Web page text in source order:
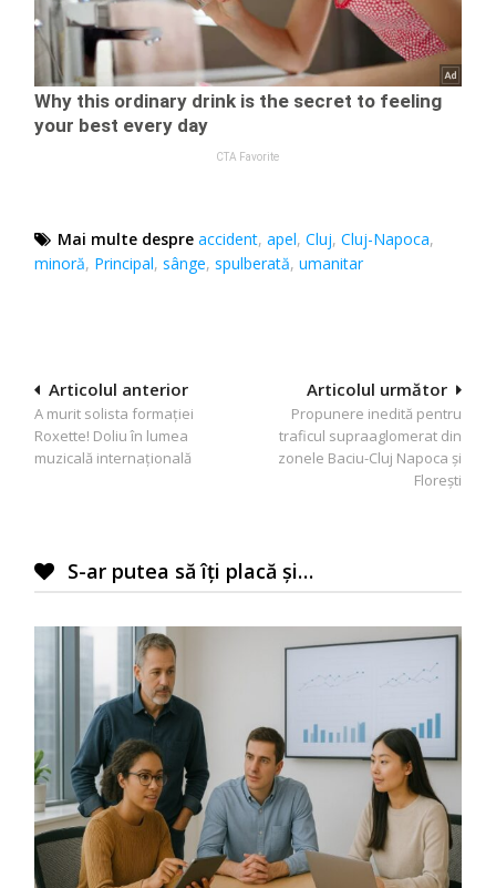
Mai multe despre accident,apel,Cluj,Cluj-Napoca,
minoră, Principal,sânge,spulberată,umanitar
Navigare
în
articole
Articolul următor
Propunere inedită pentru
traficul supraaglomerat din
zonele Baciu-Cluj Napoca şi
Floreşti
Articolul anterior
A murit solista formației
Roxette! Doliu în lumea
muzicală internațională
S-ar putea să îți placă și…